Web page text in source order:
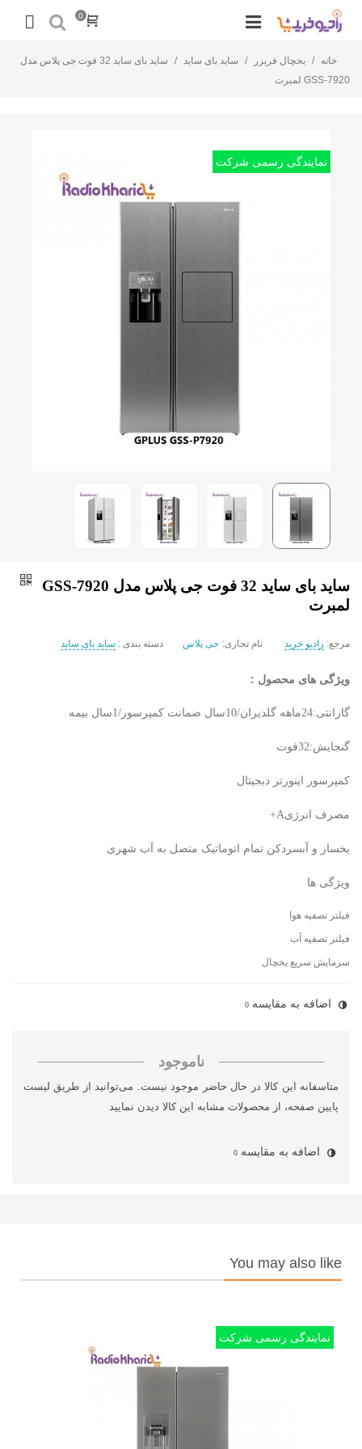
0
خانه / یخچال فریزر / ساید بای ساید /
ساید بای ساید 32 فوت جی پلاس مدل
GSS-7920 لمبرت
نمایندگی رسمی شرکت
ساید بای ساید 32 فوت جی پلاس مدل GSS-7920
لمبرت
مرجع: رادیو خرید نام تجاری: جی پلاس دسته بندی : ساید بای ساید
ویژگی های محصول :
گارانتی:24ماهه گلدیران/10سال ضمانت کمپرسور/1سال بیمه
گنجایش:32فوت
کمپرسور اینورتر دیجیتال
مصرف انرژیA+
یخساز و آبسردکن تمام اتوماتیک متصل به آب شهری
ویژگی ها
فیلتر تصفیه هوا
فیلتر تصفیه آب
سرمایش سریع یخچال
اضافه به مقایسه 0
ناموجود
متاسفانه این کالا در حال حاضر موجود نیست. می‌توانید از طریق لیست
پایین صفحه، از محصولات مشابه این کالا دیدن نمایید
اضافه به مقایسه 0
You may also like
نمایندگی رسمی شرکت